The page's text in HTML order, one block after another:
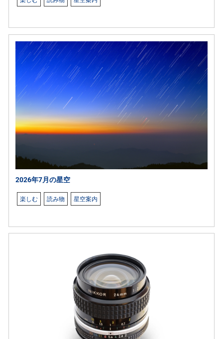
2026年7月の星空
楽しむ 読み物 星空案内